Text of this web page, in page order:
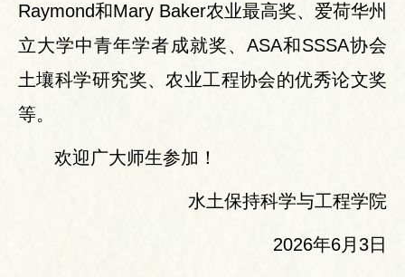
Raymond和Mary Baker农业最高奖、爱荷华州
立大学中青年学者成就奖、ASA和SSSA协会
土壤科学研究奖、农业工程协会的优秀论文奖
等。
欢迎广大师生参加！
水土保持科学与工程学院
2026年6月3日